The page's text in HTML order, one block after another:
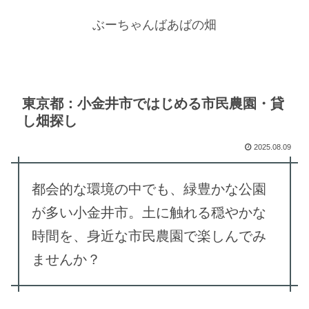
ぶーちゃんばあばの畑
東京都：小金井市ではじめる市民農園・貸
し畑探し
2025.08.09
都会的な環境の中でも、緑豊かな公園
が多い小金井市。土に触れる穏やかな
時間を、身近な市民農園で楽しんでみ
ませんか？